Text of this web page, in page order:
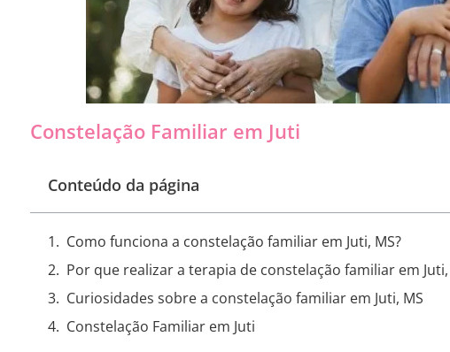
Constelação Familiar em Juti
Conteúdo da página
Como funciona a constelação familiar em Juti, MS?
Por que realizar a terapia de constelação familiar em Juti,
Curiosidades sobre a constelação familiar em Juti, MS
Constelação Familiar em Juti